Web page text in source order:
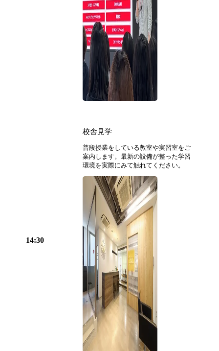
14:30
校舎見学
普段授業をしている教室や実習室をご
案内します。最新の設備が整った学習
環境を実際にみて触れてください。